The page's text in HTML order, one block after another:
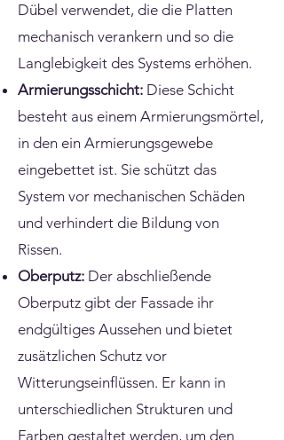
Dübel verwendet, die die Platten
mechanisch verankern und so die
Langlebigkeit des Systems erhöhen.
Armierungsschicht: Diese Schicht
besteht aus einem Armierungsmörtel,
in den ein Armierungsgewebe
eingebettet ist. Sie schützt das
System vor mechanischen Schäden
und verhindert die Bildung von
Rissen.
Oberputz: Der abschließende
Oberputz gibt der Fassade ihr
endgültiges Aussehen und bietet
zusätzlichen Schutz vor
Witterungseinflüssen. Er kann in
unterschiedlichen Strukturen und
Farben gestaltet werden, um den